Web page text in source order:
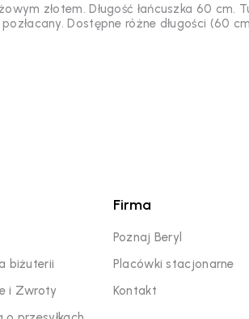
złotem. Długość łańcuszka 60 cm.
Dostępne różne długości (60
biżuterii
i Zwroty
Firma
Poznaj Beryl
Placówki stacjonarne
Kontakt